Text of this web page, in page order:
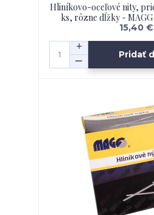
Hliníkovo-oceľové nity,
ks, rôzne dĺžky - MAGG
15,40 €
Pridať